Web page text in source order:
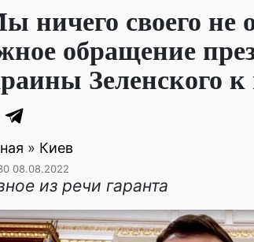
ничего своего не
обращение
Зеленского к
» Киев
08.08.2022
из речи гаранта